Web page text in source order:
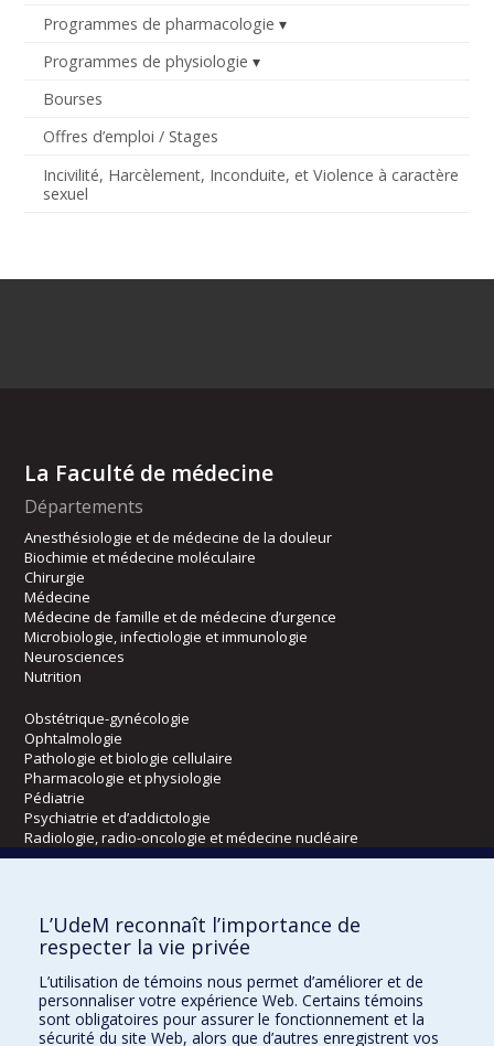
Programmes de pharmacologie
Programmes de physiologie
Bourses
Offres d’emploi / Stages
Incivilité, Harcèlement, Inconduite, et Violence à caractère
sexuel
La Faculté de médecine
Départements
Anesthésiologie et de médecine de la douleur
Biochimie et médecine moléculaire
Chirurgie
Médecine
Médecine de famille et de médecine d’urgence
Microbiologie, infectiologie et immunologie
Neurosciences
Nutrition
Obstétrique-gynécologie
Ophtalmologie
Pathologie et biologie cellulaire
Pharmacologie et physiologie
Pédiatrie
Psychiatrie et d’addictologie
Radiologie, radio-oncologie et médecine nucléaire
Écoles
Kinésiologie et des sciences de l’activité physique
Orthophonie et audiologie
Réadaptation
Directions
L’UdeM reconnaît l’importance de
respecter la vie privée
L’utilisation de témoins nous permet d’améliorer et de
personnaliser votre expérience Web. Certains témoins
sont obligatoires pour assurer le fonctionnement et la
sécurité du site Web, alors que d’autres enregistrent vos